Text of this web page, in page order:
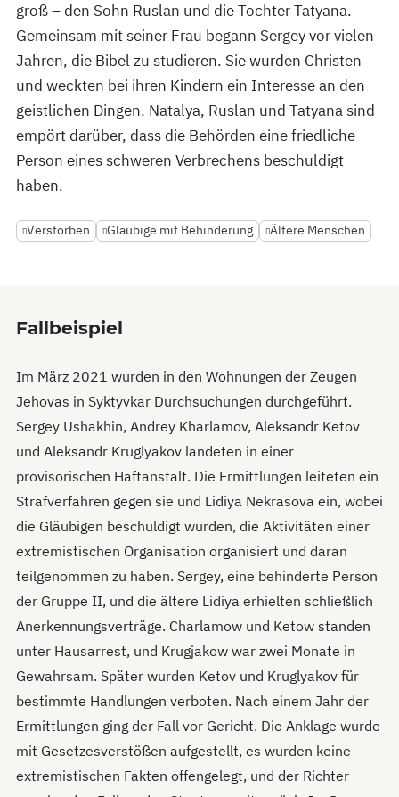
groß – den Sohn Ruslan und die Tochter Tatyana.
Gemeinsam mit seiner Frau begann Sergey vor vielen
Jahren, die Bibel zu studieren. Sie wurden Christen
und weckten bei ihren Kindern ein Interesse an den
geistlichen Dingen. Natalya, Ruslan und Tatyana sind
empört darüber, dass die Behörden eine friedliche
Person eines schweren Verbrechens beschuldigt
haben.
Verstorben Gläubige mit Behinderung Ältere Menschen
Fallbeispiel
Im März 2021 wurden in den Wohnungen der Zeugen
Jehovas in Syktyvkar Durchsuchungen durchgeführt.
Sergey Ushakhin, Andrey Kharlamov, Aleksandr Ketov
und Aleksandr Kruglyakov landeten in einer
provisorischen Haftanstalt. Die Ermittlungen leiteten ein
Strafverfahren gegen sie und Lidiya Nekrasova ein, wobei
die Gläubigen beschuldigt wurden, die Aktivitäten einer
extremistischen Organisation organisiert und daran
teilgenommen zu haben. Sergey, eine behinderte Person
der Gruppe II, und die ältere Lidiya erhielten schließlich
Anerkennungsverträge. Charlamow und Ketow standen
unter Hausarrest, und Krugjakow war zwei Monate in
Gewahrsam. Später wurden Ketov und Kruglyakov für
bestimmte Handlungen verboten. Nach einem Jahr der
Ermittlungen ging der Fall vor Gericht. Die Anklage wurde
mit Gesetzesverstößen aufgestellt, es wurden keine
extremistischen Fakten offengelegt, und der Richter